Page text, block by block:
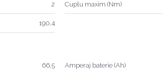
2
190,4
Cuplu maxim (Nm)
66,5 Amperaj baterie (Ah)